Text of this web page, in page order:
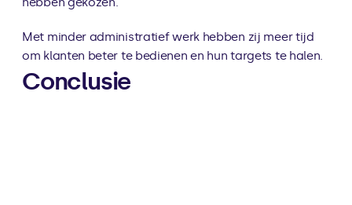
Met minder administratief werk hebben zij meer tijd
om klanten beter te bedienen en hun targets te halen.
Conclusie